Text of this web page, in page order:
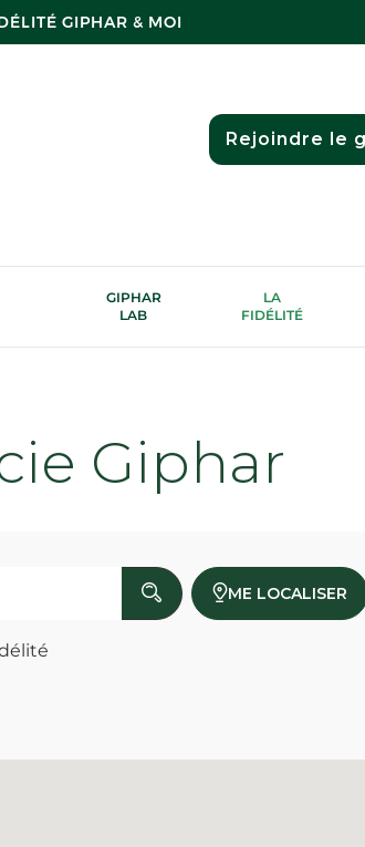
GIPHAR & MOI
Rejoindre le
GIPHAR
LAB
LA
FIDÉLITÉ
Giphar
ME LOCALISER